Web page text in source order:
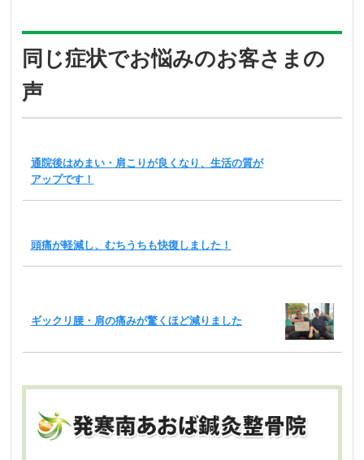
同じ症状でお悩みのお客さまの
声
通院後はめまい・肩こりが良くなり、生活の質が
アップです！
頭痛が軽減し、むちうちも快復しました！
ギックリ腰・肩の痛みが驚くほど減りました